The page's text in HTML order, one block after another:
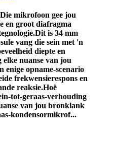
mikrofoon gee jou
en groot diafragma
is 34 mm
vang die sein met 'n
diepte en
elke nuanse van jou
enige opname-scenario
frekwensierespons en
reaksie.Hoë
tot-geraas-verhouding
van jou bronklank
kondensormikrof...